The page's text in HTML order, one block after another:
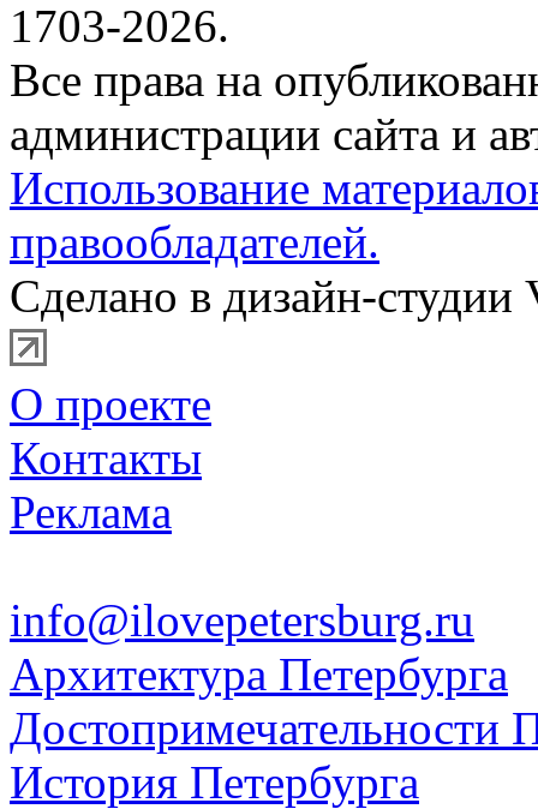
1703-2026.
Все права на
администрации сайта и
Использование
правообладателей.
Сделано в дизайн-студии
О проекте
Контакты
Реклама
info@ilovepetersburg.ru
Архитектура Петербурга
Достопримечательности
История Петербурга